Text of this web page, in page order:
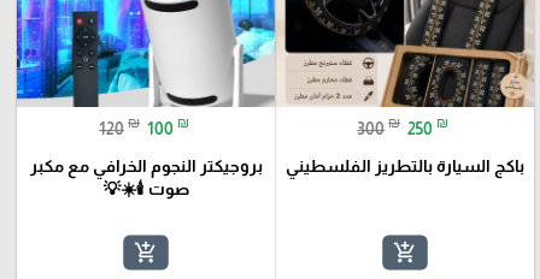
300 ₪ 250 ₪
باكج السيارة بالتطريز الفلسطيني
add_shopping_cart
120 ₪ 100 ₪
بروجيكتر النجوم الخرافي مع مكبر
صوت 🕯️☀️💡
add_shopping_cart